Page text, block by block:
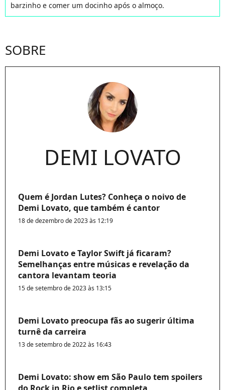
barzinho e comer um docinho após o almoço.
SOBRE
DEMI LOVATO
Quem é Jordan Lutes? Conheça o noivo de
Demi Lovato, que também é cantor
18 de dezembro de 2023 às 12:19
Demi Lovato e Taylor Swift já ficaram?
Semelhanças entre músicas e revelação da
cantora levantam teoria
15 de setembro de 2023 às 13:15
Demi Lovato preocupa fãs ao sugerir última
turnê da carreira
13 de setembro de 2022 às 16:43
Demi Lovato: show em São Paulo tem spoilers